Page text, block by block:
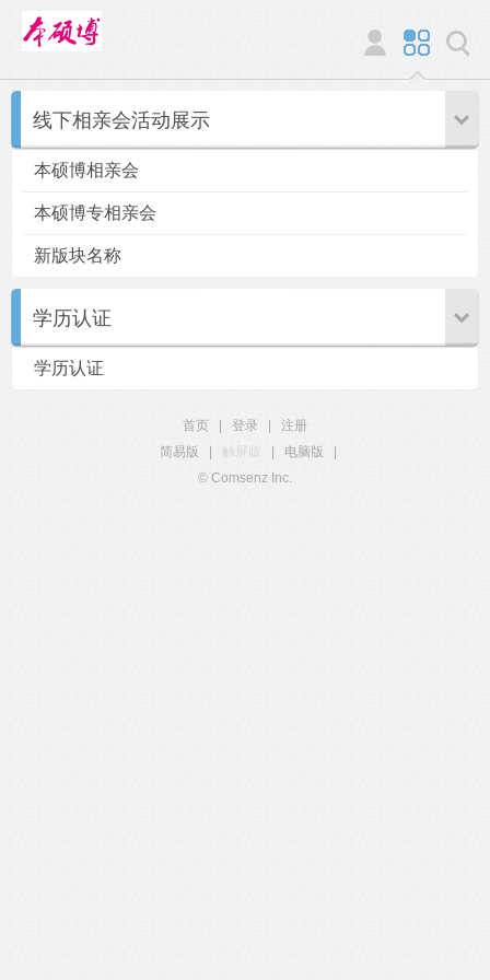
线下相亲会活动展示
本硕博相亲会
本硕博专相亲会
新版块名称
学历认证
学历认证
首页 登录
注册
简易版
触屏版 电脑版
© Comsenz Inc.